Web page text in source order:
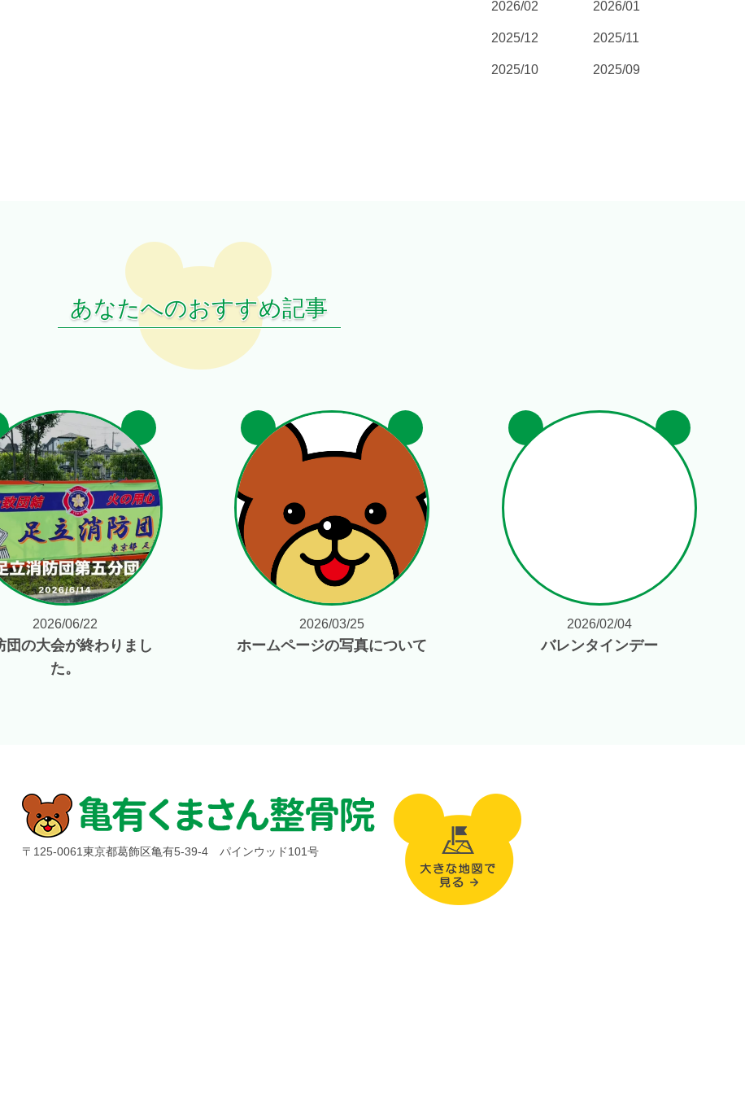
2026/02 2026/01
2025/12 2025/11
2025/10 2025/09
あなたへのおすすめ記事
2026/06/22
団の大会が終わりまし
た。
2026/03/25
ホームページの写真について
2026/02/04
バレンタインデー
〒125-0061東京都葛飾区亀有5-39-4 パインウッド101号